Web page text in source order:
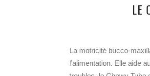
LE
La motricité bucco-
l’alimentation. Elle aide